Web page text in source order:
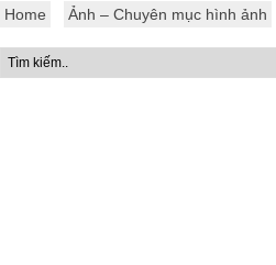
Home Ảnh – Chuyên mục hình ảnh